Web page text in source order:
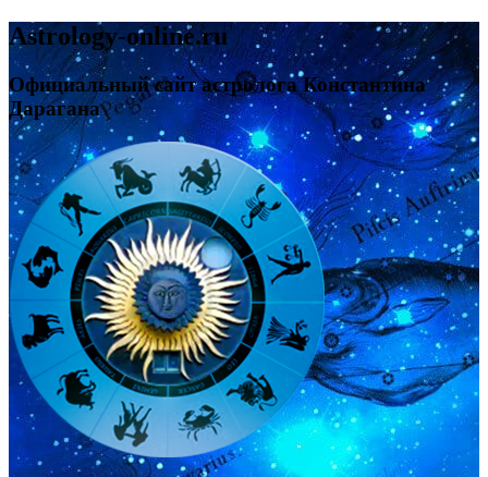
Astrology-online.ru
Официальный сайт астролога Константина
Дарагана